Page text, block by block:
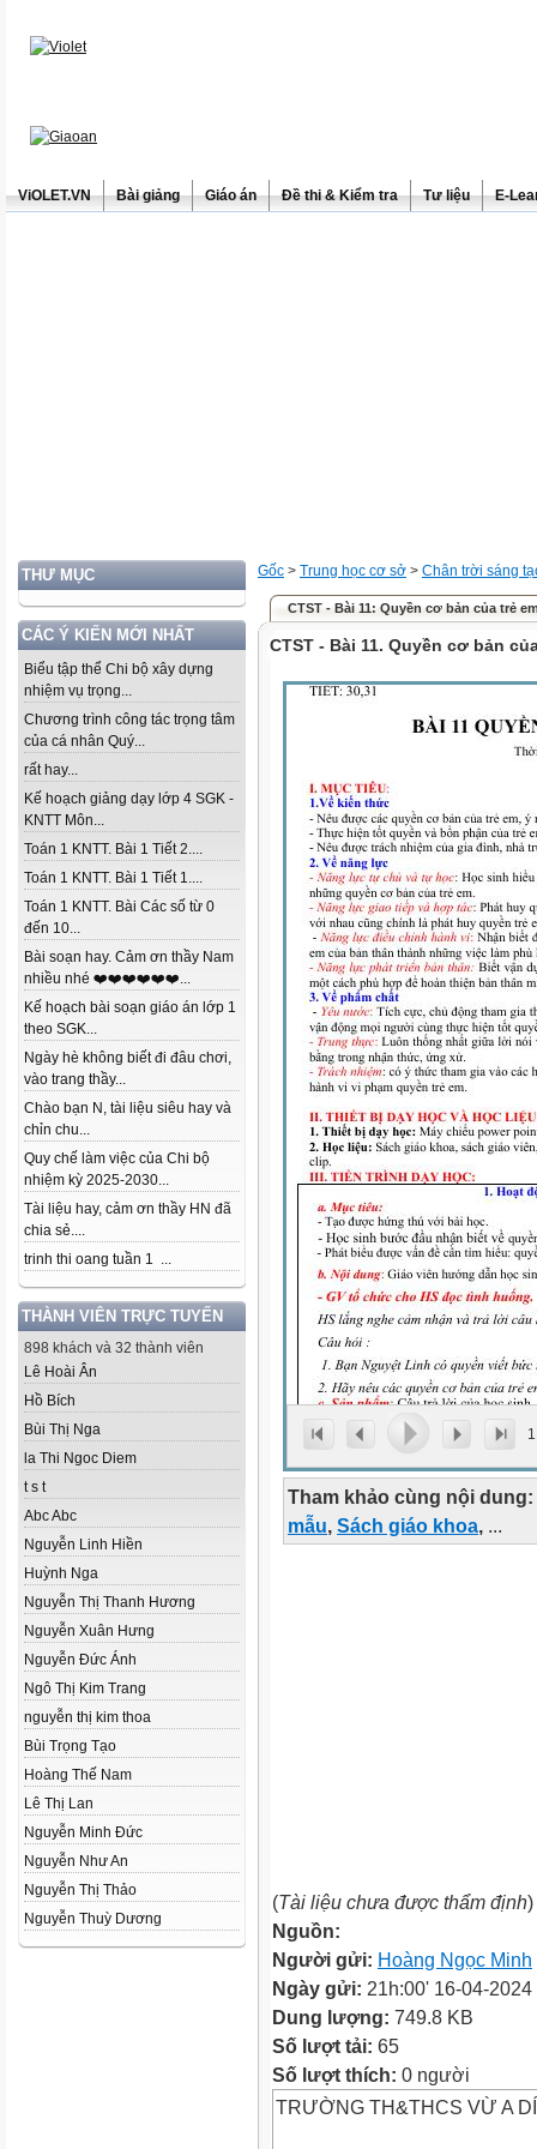
ViOLET.VN Bài giảng Giáo án Đề thi & Kiểm tra Tư liệu E-
THƯ MỤC
CÁC Ý KIẾN MỚI NHẤT
Biểu tập thể Chi bộ xây dựng
nhiệm vụ trọng...
Chương trình công tác trọng tâm
của cá nhân Quý...
rất hay...
Kế hoạch giảng dạy lớp 4 SGK -
KNTT Môn...
Toán 1 KNTT. Bài 1 Tiết 2....
Toán 1 KNTT. Bài 1 Tiết 1....
Toán 1 KNTT. Bài Các số từ 0
đến 10...
Bài soạn hay. Cảm ơn thầy Nam
nhiều nhé ❤️❤️❤️❤️❤️❤️...
Kế hoạch bài soạn giáo án lớp 1
theo SGK...
Ngày hè không biết đi đâu chơi,
vào trang thầy...
Chào bạn N, tài liệu siêu hay và
chỉn chu...
Quy chế làm việc của Chi bộ
nhiệm kỳ 2025-2030...
Tài liệu hay, cảm ơn thầy HN đã
chia sẻ....
trinh thi oang tuần 1 ...
THÀNH VIÊN TRỰC TUYẾN
898 khách và 32 thành viên
Lê Hoài Ân
Hồ Bích
Bùi Thị Nga
la Thi Ngoc Diem
t s t
Abc Abc
Nguyễn Linh Hiền
Huỳnh Nga
Nguyễn Thị Thanh Hương
Nguyễn Xuân Hưng
Nguyễn Đức Ánh
Ngô Thị Kim Trang
nguyễn thị kim thoa
Bùi Trọng Tạo
Hoàng Thế Nam
Lê Thị Lan
Nguyễn Minh Đức
Nguyễn Như An
Nguyễn Thị Thảo
Nguyễn Thuỳ Dương
Gốc > Trung học cơ sở > Chân trời sáng
CTST - Bài 11: Quyền cơ bản của trẻ
CTST - Bài 11. Quyền cơ bản
1
Tham khảo cùng nội dung:
mẫu, Sách giáo khoa, ...
(Tài liệu chưa được thẩm định)
Nguồn:
Người gửi: Hoàng Ngọc Minh
Ngày gửi: 21h:00' 16-04-2024
Dung lượng: 749.8 KB
Số lượt tải: 65
Số lượt thích: 0 người
TRƯỜNG TH&THCS VỪ A